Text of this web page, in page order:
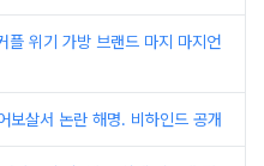
플 위기 가방 브랜드 마지 마지언
보살서 논란 해명. 비하인드 공개